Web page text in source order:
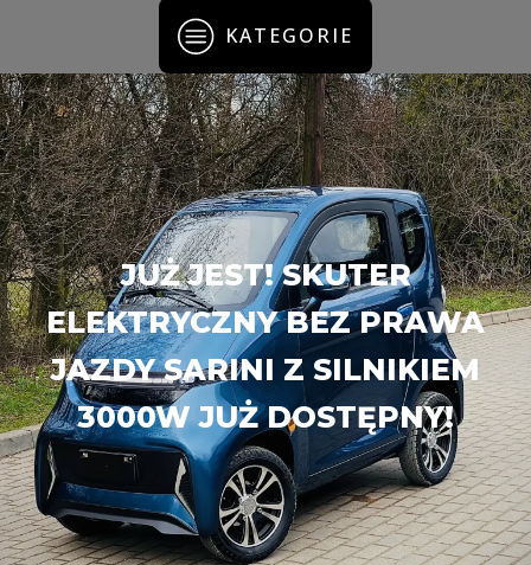
KATEGORIE
JUŻ JEST! SKUTER
ELEKTRYCZNY BEZ PRAWA
JAZDY SARINI Z SILNIKIEM
3000W JUŻ DOSTĘPNY!